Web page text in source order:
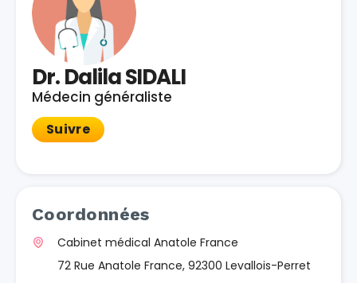
Dr. Dalila SIDALI
Médecin généraliste
Suivre
Coordonnées
Cabinet médical Anatole France
72 Rue Anatole France, 92300 Levallois-Perret